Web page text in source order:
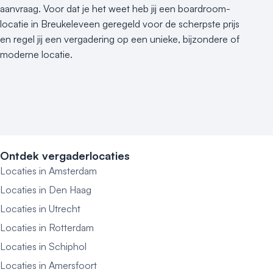
aanvraag. Voor dat je het weet heb jij een boardroom-
locatie in Breukeleveen geregeld voor de scherpste prijs
en regel jij een vergadering op een unieke, bijzondere of
moderne locatie.
Ontdek vergaderlocaties
Locaties in Amsterdam
Locaties in Den Haag
Locaties in Utrecht
Locaties in Rotterdam
Locaties in Schiphol
Locaties in Amersfoort